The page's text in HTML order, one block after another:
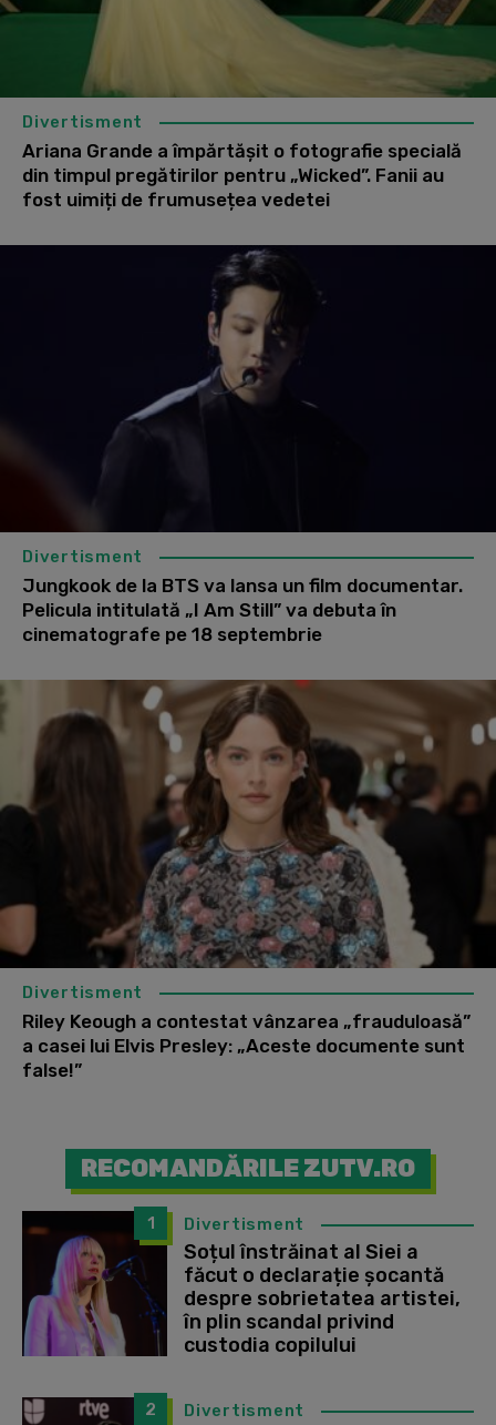
Divertisment
Ariana Grande a împărtășit o fotografie specială
din timpul pregătirilor pentru „Wicked”. Fanii au
fost uimiți de frumusețea vedetei
Divertisment
Jungkook de la BTS va lansa un film documentar.
Pelicula intitulată „I Am Still” va debuta în
cinematografe pe 18 septembrie
Divertisment
Riley Keough a contestat vânzarea „frauduloasă”
a casei lui Elvis Presley: „Aceste documente sunt
false!”
RECOMANDĂRILE ZUTV.RO
1 Divertisment
Soțul înstrăinat al Siei a
făcut o declarație șocantă
despre sobrietatea artistei,
în plin scandal privind
custodia copilului
2 Divertisment